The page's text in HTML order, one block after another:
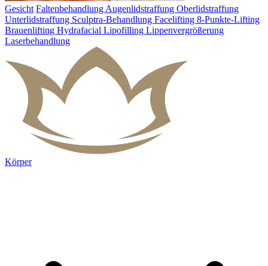
Gesicht Faltenbehandlung Augenlidstraffung Oberlidstraffung
Unterlidstraffung Sculptra-Behandlung Facelifting 8-Punkte-Lifting
Brauenlifting Hydrafacial Lipofilling Lippenvergrößerung
Laserbehandlung
Körper